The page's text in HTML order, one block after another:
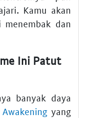
Kamu akan
dan
Ini Patut
banyak daya
yang